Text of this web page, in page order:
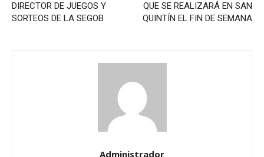
DIRECTOR DE JUEGOS Y
SORTEOS DE LA SEGOB
QUE SE REALIZARÁ EN SAN
QUINTÍN EL FIN DE SEMANA
Administrador